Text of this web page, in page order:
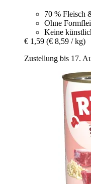
70 % Fleisch
Ohne
Keine
€ 1,59 (€ 8,59 / kg)
Zustellung bis 17.